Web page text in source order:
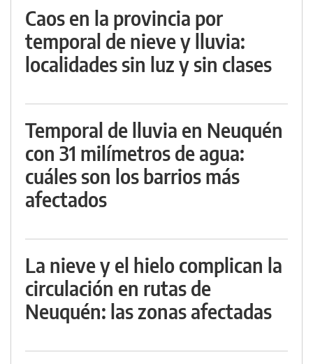
Caos en la provincia por
temporal de nieve y lluvia:
localidades sin luz y sin clases
Temporal de lluvia en Neuquén
con 31 milímetros de agua:
cuáles son los barrios más
afectados
La nieve y el hielo complican la
circulación en rutas de
Neuquén: las zonas afectadas